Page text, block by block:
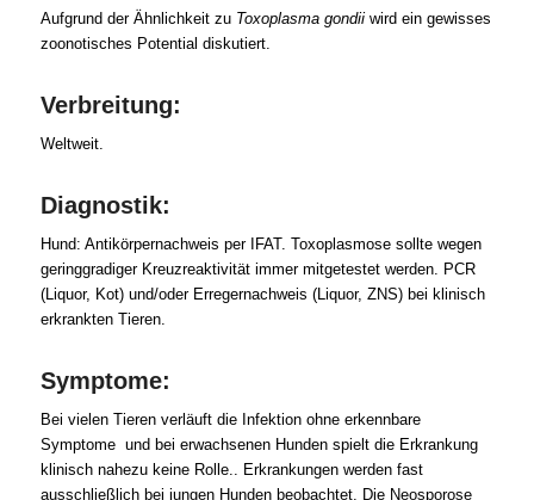
Aufgrund der Ähnlichkeit zu Toxoplasma gondiiwird ein gewisses
zoonotisches Potential diskutiert.
Verbreitung:
Weltweit.
Diagnostik:
Hund: Antikörpernachweis per IFAT. Toxoplasmose sollte wegen
geringgradiger Kreuzreaktivität immer mitgetestet werden. PCR
(Liquor, Kot) und/oder Erregernachweis (Liquor, ZNS) bei klinisch
erkrankten Tieren.
Symptome:
Bei vielen Tieren verläuft die Infektion ohne erkennbare
Symptome und bei erwachsenen Hunden spielt die Erkrankung
klinisch nahezu keine Rolle.. Erkrankungen werden fast
ausschließlich bei jungen Hunden beobachtet. Die Neosporose